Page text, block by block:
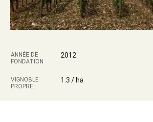
ANNÉE DE
FONDATION
2012
VIGNOBLE
PROPRE :
1.3 / ha